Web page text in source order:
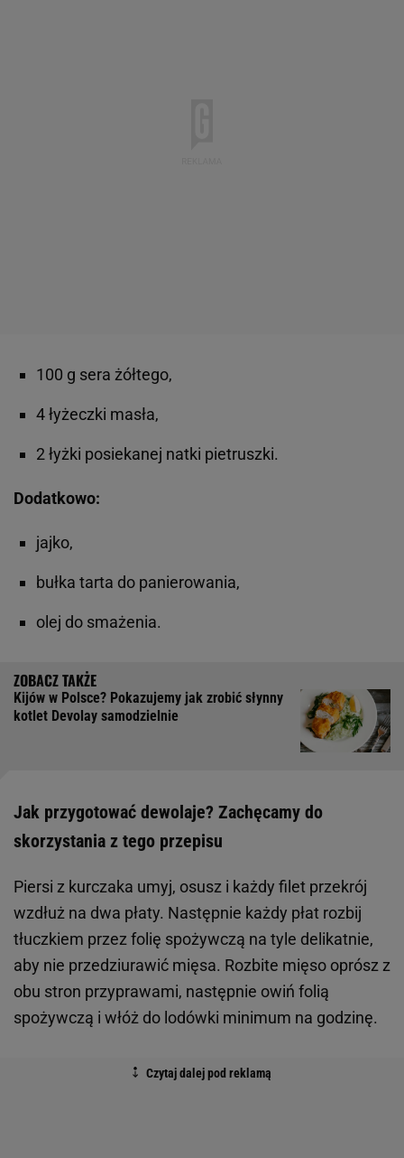
100 g sera żółtego,
4 łyżeczki masła,
2 łyżki posiekanej natki pietruszki.
Dodatkowo:
jajko,
bułka tarta do panierowania,
olej do smażenia.
Kijów w Polsce? Pokazujemy jak zrobić słynny
kotlet Devolay samodzielnie
Jak przygotować dewolaje? Zachęcamy do
skorzystania z tego przepisu
Piersi z kurczaka umyj, osusz i każdy filet przekrój
wzdłuż na dwa płaty. Następnie każdy płat rozbij
tłuczkiem przez folię spożywczą na tyle delikatnie,
aby nie przedziurawić mięsa. Rozbite mięso oprósz z
obu stron przyprawami, następnie owiń folią
spożywczą i włóż do lodówki minimum na godzinę.